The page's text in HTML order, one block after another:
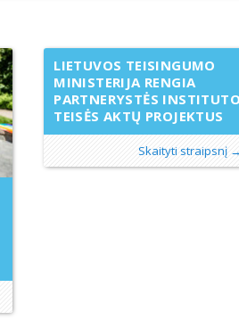
LIETUVOS TEISINGUMO
MINISTERIJA RENGIA
PARTNERYSTĖS
TEISĖS AKTŲ PROJEKTUS
Skaityti straipsnį